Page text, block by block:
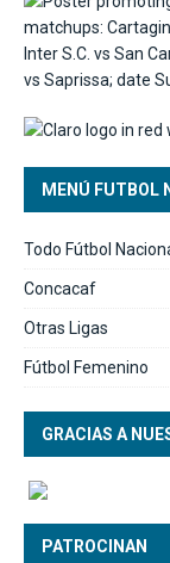
MENÚ FUTBOL
Todo Fútbol
Concacaf
Otras Ligas
Fútbol Femenino
GRACIAS A
PATROCINAN